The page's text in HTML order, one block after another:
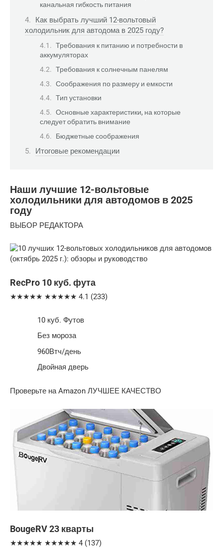
канальная гибкость питания
Как выбрать лучший 12-вольтовый
холодильник для автодома в 2025 году?
Требования к питанию и потребности в
аккумуляторах
Требования к солнечным панелям
Соображения по размеру и емкости
Тип установки
Основные характеристики, на которые
следует обратить внимание
Бюджетные соображения
Итоговые рекомендации
Наши лучшие 12-вольтовые
холодильники для автодомов в 2025
году
ВЫБОР РЕДАКТОРА
RecPro 10 куб. фута
★★★★★ ★★★★★ 4.1 (233)
10 куб. Футов
Без мороза
960Втч/день
Двойная дверь
Проверьте на Amazon ЛУЧШЕЕ КАЧЕСТВО
BougeRV 23 кварты
★★★★★ ★★★★★ 4 (137)